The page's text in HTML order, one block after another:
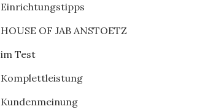
Einrichtungstipps
HOUSE OF JAB ANSTOETZ
im Test
Komplettleistung
Kundenmeinung